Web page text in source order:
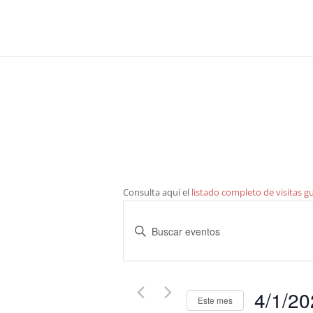
Consulta aquí el listado completo de visitas
Navegación
de
y
vistas
de
Introduce
palabra
Busca
Este mes 4/1/